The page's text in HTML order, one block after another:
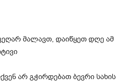
არ გჭირდებათ ბევრი სახის